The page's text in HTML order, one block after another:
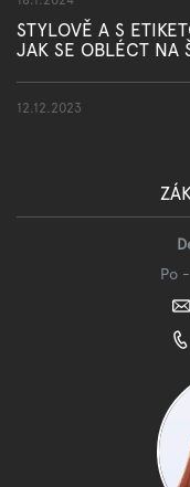
STYLOVĚ A S
JAK SE OBLÉCT NA
12.12.2023
Po